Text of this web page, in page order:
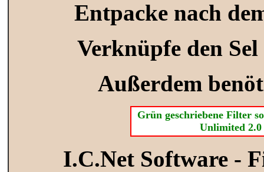
Entpacke nach
Verknüpfe den
Außerdem
Grün geschriebene Filter
Unlimited
I.C.Net Software -